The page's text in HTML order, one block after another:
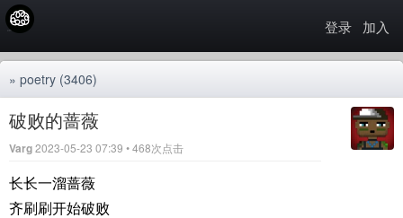
登录 加入
» poetry (3406)
破败的蔷薇
Varg2023-05-23 07:39 • 468次点击
长长一溜蔷薇
齐刷刷开始破败